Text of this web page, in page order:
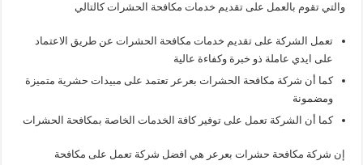
والتي تقوم بالعمل على تقديم خدمات مكافحة الحشرات كالتالي
تعمل الشركة على تقديم خدمات مكافحة الحشرات عن طريق الاعتماد
على ايدي عاملة ذو خبرة وكفاءة عالية
كما أن شركة مكافحة الحشرات بعرعر تعتمد على مبيدات حشرية متميزة
ومضمونة
كما أن الشركة تعمل على توفير كافة الخدمات الخاصة بمكافحة الحشرات
إن شركة مكافحة حشرات بعرعر هي افضل شركة تعمل على مكافحة